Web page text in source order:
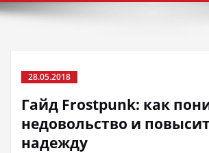
28.05.2018
Гайд Frostpunk: как
недовольство и
надежду